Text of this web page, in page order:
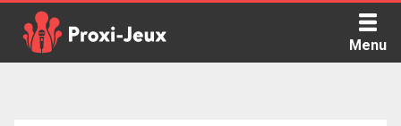
content
Menu